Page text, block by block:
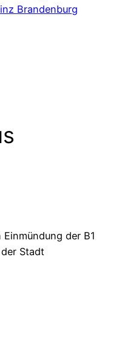
Brandenburg
der B1
Stadt